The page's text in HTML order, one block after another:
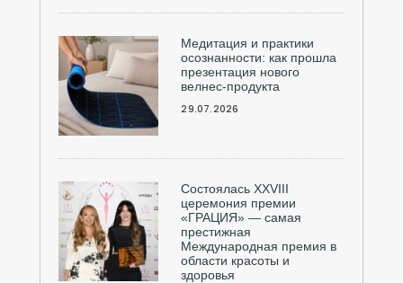
Медитация и практики
осознанности: как прошла
презентация нового
велнес-продукта
29.07.2026
Состоялась ХXVIII
церемония премии
«ГРАЦИЯ» — самая
престижная
Международная премия в
области красоты и
здоровья